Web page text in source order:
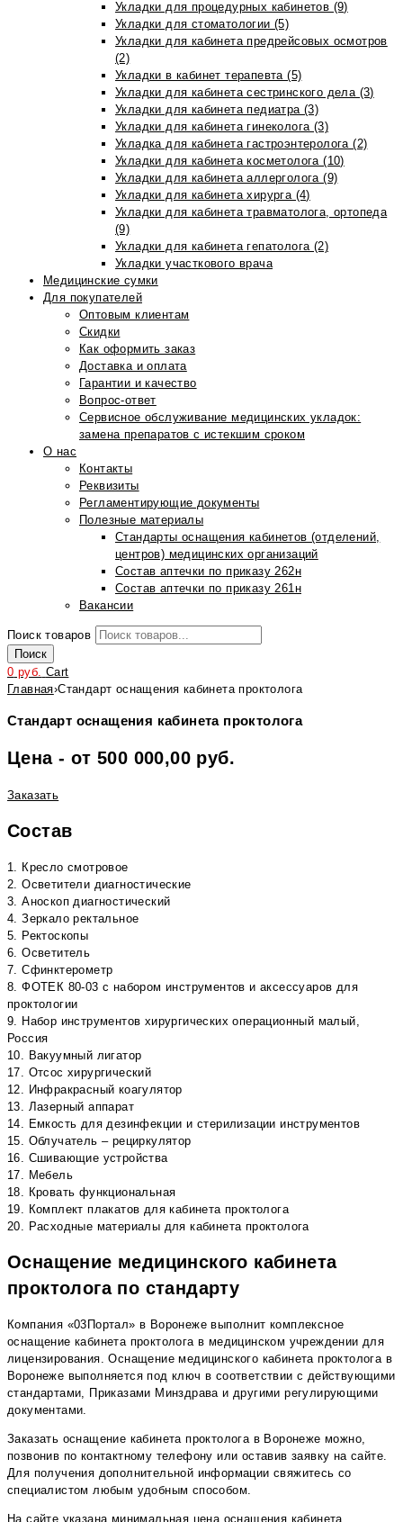
Укладки для процедурных кабинетов (9)
Укладки для стоматологии (5)
Укладки для кабинета предрейсовых осмотров
(2)
Укладки в кабинет терапевта (5)
Укладки для кабинета сестринского дела (3)
Укладки для кабинета педиатра (3)
Укладки для кабинета гинеколога (3)
Укладка для кабинета гастроэнтеролога (2)
Укладки для кабинета косметолога (10)
Укладки для кабинета аллерголога (9)
Укладки для кабинета хирурга (4)
Укладки для кабинета травматолога, ортопеда
(9)
Укладки для кабинета гепатолога (2)
Укладки участкового врача
Медицинские сумки
Для покупателей
Оптовым клиентам
Скидки
Как оформить заказ
Доставка и оплата
Гарантии и качество
Вопрос-ответ
Сервисное обслуживание медицинских укладок:
замена препаратов с истекшим сроком
О нас
Контакты
Реквизиты
Регламентирующие документы
Полезные материалы
Стандарты оснащения кабинетов (отделений,
центров) медицинских организаций
Состав аптечки по приказу 262н
Состав аптечки по приказу 261н
Вакансии
Поиск товаров
Поиск
0 руб. Cart
Главная›Стандарт оснащения кабинета проктолога
Стандарт оснащения кабинета проктолога
Цена - от 500 000,00 руб.
Заказать
Состав
1. Кресло смотровое
2. Осветители диагностические
3. Аноскоп диагностический
4. Зеркало ректальное
5. Ректоскопы
6. Осветитель
7. Сфинктерометр
8. ФОТЕК 80-03 с набором инструментов и аксессуаров для
проктологии
9. Набор инструментов хирургических операционный малый,
Россия
10. Вакуумный лигатор
17. Отсос хирургический
12. Инфракрасный коагулятор
13. Лазерный аппарат
14. Емкость для дезинфекции и стерилизации инструментов
15. Облучатель – рециркулятор
16. Сшивающие устройства
17. Мебель
18. Кровать функциональная
19. Комплект плакатов для кабинета проктолога
20. Расходные материалы для кабинета проктолога
Оснащение медицинского кабинета
проктолога по стандарту
Компания «03Портал» в Воронеже выполнит комплексное
оснащение кабинета проктолога в медицинском учреждении для
лицензирования. Оснащение медицинского кабинета проктолога в
Воронеже выполняется под ключ в соответствии с действующими
стандартами, Приказами Минздрава и другими регулирующими
документами.
Заказать оснащение кабинета проктолога в Воронеже можно,
позвонив по контактному телефону или оставив заявку на сайте.
Для получения дополнительной информации свяжитесь со
специалистом любым удобным способом.
На сайте указана минимальная цена оснащения кабинета